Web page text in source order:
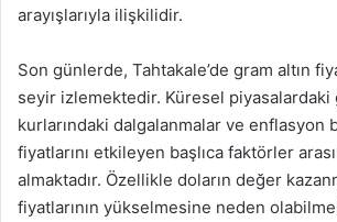
arayışlarıyla ilişkilidir.
Son günlerde, Tahtakale’de gram altın
seyir izlemektedir. Küresel
kurlarındaki dalgalanmalar ve enflasyon
fiyatlarını etkileyen başlıca faktörler
almaktadır. Özellikle doların değer
fiyatlarının yükselmesine neden